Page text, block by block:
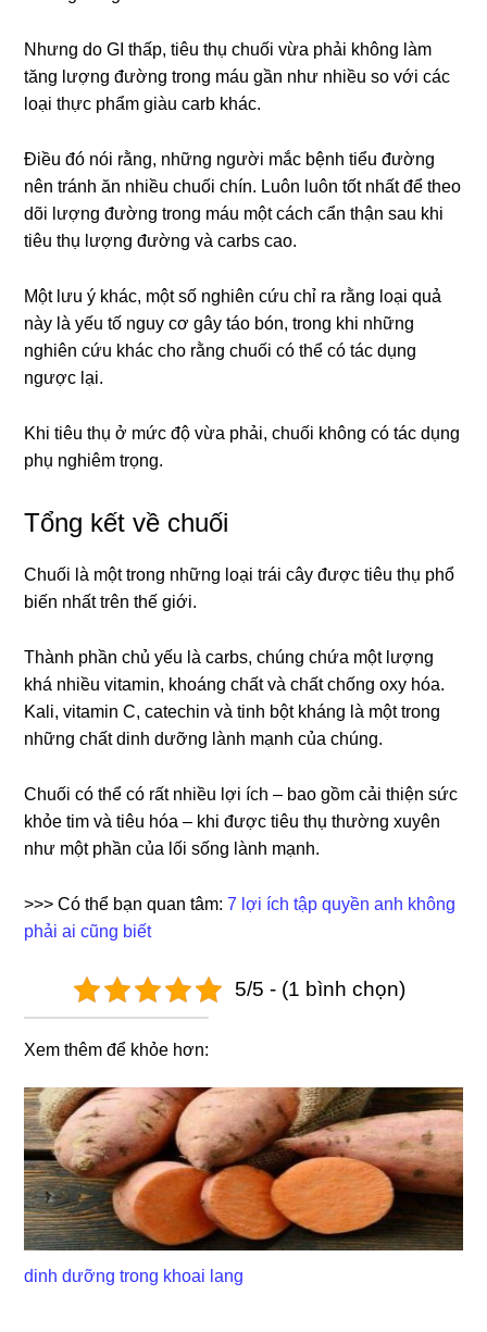
Nhưng do GI thấp, tiêu thụ chuối vừa phải không làm
tăng lượng đường trong máu gần như nhiều so với các
loại thực phẩm giàu carb khác.
Điều đó nói rằng, những người mắc bệnh tiểu đường
nên tránh ăn nhiều chuối chín. Luôn luôn tốt nhất để theo
dõi lượng đường trong máu một cách cẩn thận sau khi
tiêu thụ lượng đường và carbs cao.
Một lưu ý khác, một số nghiên cứu chỉ ra rằng loại quả
này là yếu tố nguy cơ gây táo bón, trong khi những
nghiên cứu khác cho rằng chuối có thể có tác dụng
ngược lại.
Khi tiêu thụ ở mức độ vừa phải, chuối không có tác dụng
phụ nghiêm trọng.
Tổng kết về chuối
Chuối là một trong những loại trái cây được tiêu thụ phổ
biến nhất trên thế giới.
Thành phần chủ yếu là carbs, chúng chứa một lượng
khá nhiều vitamin, khoáng chất và chất chống oxy hóa.
Kali, vitamin C, catechin và tinh bột kháng là một trong
những chất dinh dưỡng lành mạnh của chúng.
Chuối có thể có rất nhiều lợi ích – bao gồm cải thiện sức
khỏe tim và tiêu hóa – khi được tiêu thụ thường xuyên
như một phần của lối sống lành mạnh.
>>> Có thể bạn quan tâm:7 lợi ích tập quyền anh không
phải ai cũng biết
5/5 - (1 bình chọn)
Xem thêm để khỏe hơn:
dinh dưỡng trong khoai lang